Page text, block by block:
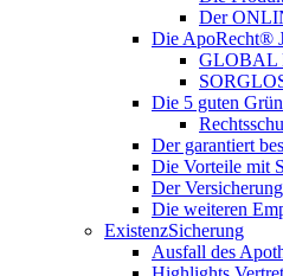
Der
Die ApoRecht®
GLOBAL
Die 5 guten
Der garantiert
Die Vorteile mit
Der
Die weiteren
ExistenzSicherung
Ausfall des